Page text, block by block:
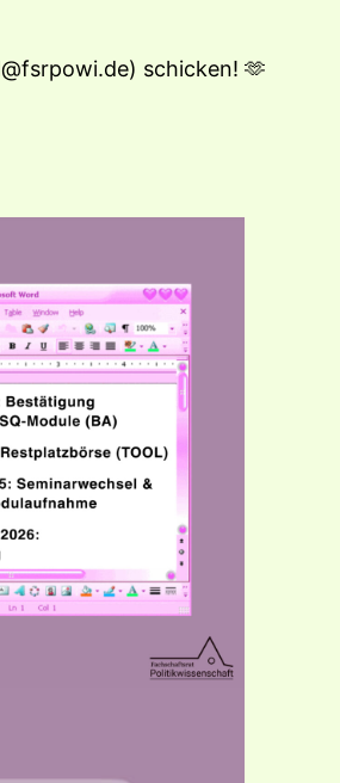
schicken! 🫶